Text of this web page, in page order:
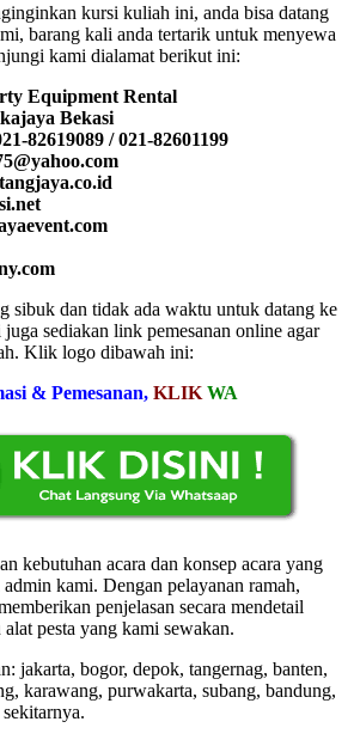
kursi kuliah ini, anda bisa datang
barang kali anda tertarik untuk menyewa
kami dialamat berikut ini:
Equipment Rental
Bekasi
82619089 / 021-82601199
sibuk dan tidak ada waktu untuk datang ke
sediakan link pemesanan online agar
Klik logo dibawah ini:
& Pemesanan, KLIK WA
kebutuhan acara dan konsep acara yang
kami. Dengan pelayanan ramah,
penjelasan secara mendetail
pesta yang kami sewakan.
jakarta, bogor, depok, tangernag, banten,
karawang, purwakarta, subang, bandung,